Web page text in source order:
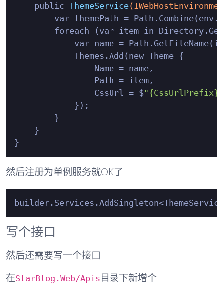
    public
ThemeService
var themePath =
foreach (var item in
var name =
            Themes.Add(new Theme {
                Name = name,
                Path = item,
                CssUrl = $
"{CssUrlPrefix}/
            });
        }
    }
然后注册为单例服务就OK了
写个接口
然后还需要写一个接口
在StarBlog.Web/Apis 目录下新增个